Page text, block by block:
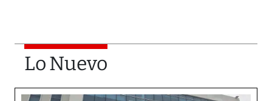
Lo Nuevo